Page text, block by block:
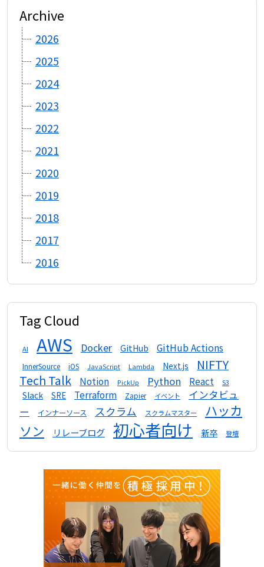
Archive
2026
2025
2024
2023
2022
2021
2020
2019
2018
2017
2016
Tag Cloud
AI AWS Docker GitHub GitHub Actions
InnerSource iOS JavaScript Lambda Next.js
NIFTY
Tech Talk
Notion PickUp Python React S3
Slack SRE Terraform Zapier イベント
インタビュ
ー
インナーソース スクラム スクラムマスター
ハッカ
ソン
リレーブログ 初心者向け 新卒 登壇